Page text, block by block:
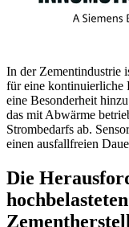
In der Zementindustrie
für eine kontinuierliche
eine Besonderheit
das mit Abwärme
Strombedarfs ab.
einen ausfallfreien
Die